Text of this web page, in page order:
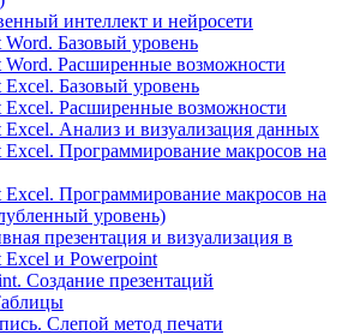
интеллект и нейросети
Базовый уровень
Word. Расширенные возможности
Базовый уровень
Excel. Расширенные возможности
Excel. Анализ и визуализация данных
Excel. Программирование макросов на
Excel. Программирование макросов на
уровень)
презентация и визуализация в
Excel и Powerpoint
Создание презентаций
Слепой метод печати